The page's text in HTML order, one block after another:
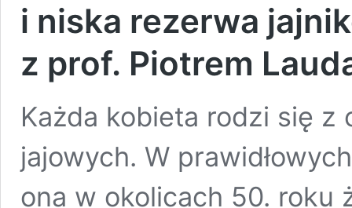
i niska rezerwa
z prof. Piotrem
Każda kobieta rodzi się z
jajowych. W
ona w okolicach 50. roku